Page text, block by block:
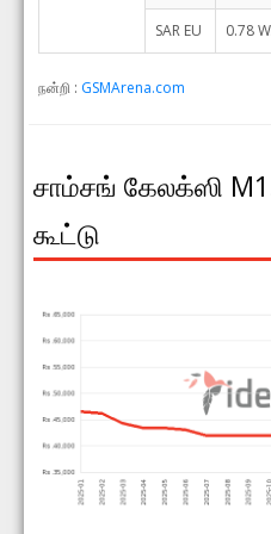
SAR EU 0.78
நன்றி : GSMArena.com
சாம்சங் கேலக்ஸி
கூட்டு